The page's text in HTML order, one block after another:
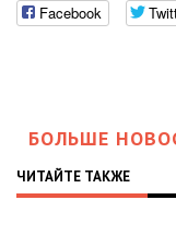
Facebook
БОЛЬШЕ
ЧИТАЙТЕ ТАКЖЕ